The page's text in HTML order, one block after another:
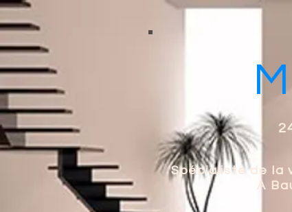
Spécialiste de la
A